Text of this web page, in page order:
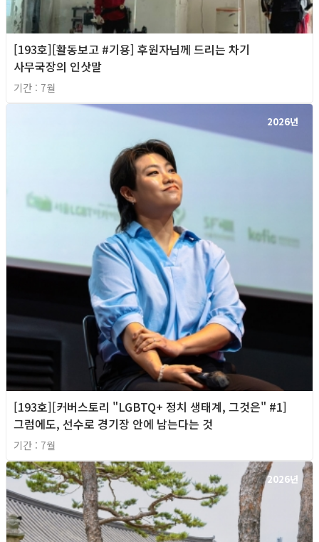
[193호][활동보고 #기용] 후원자님께 드리는 차기
사무국장의 인삿말
기간 : 7월
2026년
[193호][커버스토리 "LGBTQ+ 정치 생태계, 그것은" #1]
그럼에도, 선수로 경기장 안에 남는다는 것
기간 : 7월
2026년